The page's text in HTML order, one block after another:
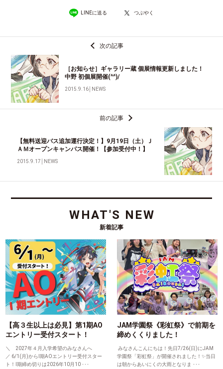
LINEに送る つぶやく
次の記事
［お知らせ］ギャラリー蔵 個展情報更新しました！
中野 初個展開催(^^)/
2015.9.16 NEWS
前の記事
【無料送迎バス追加運行決定！】9月19日（土）Ｊ
ＡＭオープンキャンパス開催！【参加受付中！】
2015.9.17 NEWS
WHAT'S NEW
新着記事
【高３生以上は必見】第1期AO
エントリー受付スタート！
＼ 2027年４月入学希望のみなさんへ
／ 6/1(月)からⅠ期AOエントリー受付スター
ト！Ⅰ期締め切りは2026年10月10 ･･･
JAM学園祭《彩虹祭》で前期を
締めくくりました！
みなさんこんにちは！先日7/26(日)にJAM
学園祭「彩虹祭」が開催されました！✨当日
は朝からあいにくの大雨となりま ･･･